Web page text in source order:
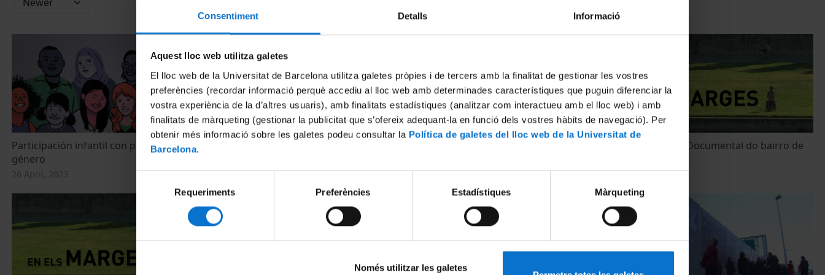
Consentiment Detalls Informació
Aquest lloc web utilitza galetes
El lloc web de la Universitat de Barcelona utilitza galetes pròpies i de tercers amb la finalitat de gestionar les vostres
preferències (recordar informació perquè accediu al lloc web amb determinades característiques que puguin diferenciar la
vostra experiència de la d’altres usuaris), amb finalitats estadístiques (analitzar com interactueu amb el lloc web) i amb
finalitats de màrqueting (gestionar la publicitat que s’ofereix adequant-la en funció dels vostres hàbits de navegació). Per
obtenir més informació sobre les galetes podeu consultar la Política de galetes del lloc web de la Universitat de
Barcelona.
de
consentiment
Requeriments Preferències Estadístiques Màrqueting
Només utilitzar les galetes
Participación infantil con perspectiva de
género
26 April, 2023 26 April, 2023 17 July, 2017
Nas margens. Documental do bairro de
4 October, 2011